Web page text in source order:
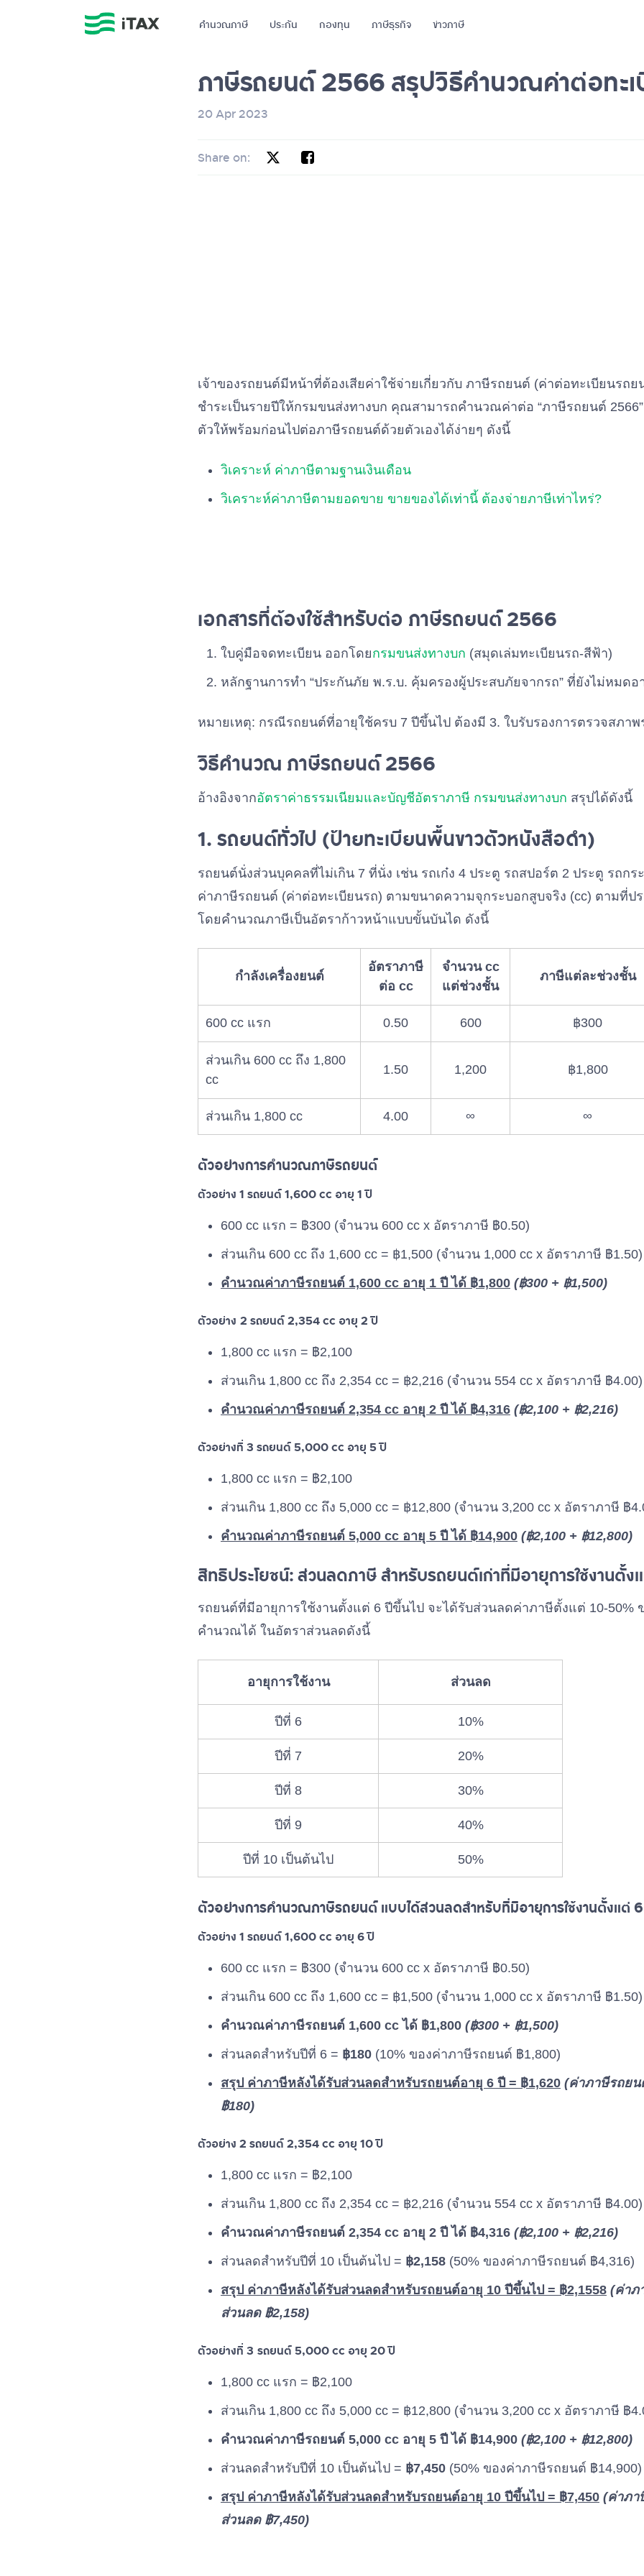
คำนวณภาษี ประกัน กองทุน ภาษีธุรกิจ ข่าวภาษี
ภาษีรถยนต์ 2566 สรุปวิธีคำนวณค่าต่อทะ
20 Apr 2023
Share on:
เจ้าของรถยนต์มีหน้าที่ต้องเสียค่าใช้จ่ายเกี่ยวกับ ภาษีรถยนต์ (ค่าต่อทะเบียนรถย
ชำระเป็นรายปีให้กรมขนส่งทางบก คุณสามารถคำนวณค่าต่อ “ภาษีรถยนต์
ตัวให้พร้อมก่อนไปต่อภาษีรถยนต์ด้วยตัวเองได้ง่ายๆ ดังนี้
วิเคราะห์ ค่าภาษีตามฐานเงินเดือน
วิเคราะห์ค่าภาษีตามยอดขาย ขายของได้เท่านี้ ต้องจ่ายภาษีเท่าไหร่?
เอกสารที่ต้องใช้สำหรับต่อ ภาษีรถยนต์ 2566
ใบคู่มือจดทะเบียน ออกโดยกรมขนส่งทางบก (สมุดเล่มทะเบียนรถ-สีฟ้า)
หลักฐานการทำ “ประกันภัย พ.ร.บ. คุ้มครองผู้ประสบภัยจากรถ” ที่ยังไม่หมดอ
หมายเหตุ: กรณีรถยนต์ที่อายุใช้ครบ 7 ปีขึ้นไป ต้องมี 3. ใบรับรองการตรวจสภาพ
วิธีคำนวณ ภาษีรถยนต์ 2566
อ้างอิงจากอัตราค่าธรรมเนียมและบัญชีอัตราภาษี กรมขนส่งทางบก สรุปได้ดังนี้
1. รถยนต์ทั่วไป (ป้ายทะเบียนพื้นขาวตัวหนังสือดำ)
รถยนต์นั่งส่วนบุคคลที่ไม่เกิน 7 ที่นั่ง เช่น รถเก๋ง 4 ประตู รถสปอร์ต 2 ประตู รถก
ค่าภาษีรถยนต์ (ค่าต่อทะเบียนรถ) ตามขนาดความจุกระบอกสูบจริง (cc) ตามที่ปร
โดยคำนวณภาษีเป็นอัตราก้าวหน้าแบบขั้นบันได ดังนี้
กำลังเครื่องยนต์
อัตราภาษี
ต่อ cc
จำนวน cc
แต่ช่วงชั้น
ภาษีแต่ละช่วงชั้น
600 cc แรก 0.50 600 ฿300
ส่วนเกิน 600 cc ถึง 1,800
cc
1.50 1,200 ฿1,800
ส่วนเกิน 1,800 cc 4.00 ∞ ∞
ตัวอย่างการคำนวณภาษีรถยนต์
ตัวอย่าง 1 รถยนต์ 1,600 cc อายุ 1 ปี
600 cc แรก = ฿300 (จำนวน 600 cc x อัตราภาษี ฿0.50)
ส่วนเกิน 600 cc ถึง 1,600 cc = ฿1,500 (จำนวน 1,000 cc x อัตราภาษี ฿1.50)
คำนวณค่าภาษีรถยนต์ 1,600 cc อายุ 1 ปี ได้ ฿1,800 (฿300 + ฿1,500)
ตัวอย่าง 2 รถยนต์ 2,354 cc อายุ 2 ปี
1,800 cc แรก = ฿2,100
ส่วนเกิน 1,800 cc ถึง 2,354 cc = ฿2,216 (จำนวน 554 cc x อัตราภาษี ฿4.00)
คำนวณค่าภาษีรถยนต์ 2,354 cc อายุ 2 ปี ได้ ฿4,316 (฿2,100 + ฿2,216)
ตัวอย่างที่ 3 รถยนต์ 5,000 cc อายุ 5 ปี
1,800 cc แรก = ฿2,100
ส่วนเกิน 1,800 cc ถึง 5,000 cc = ฿12,800 (จำนวน 3,200 cc x อัตราภาษี ฿
คำนวณค่าภาษีรถยนต์ 5,000 cc อายุ 5 ปี ได้ ฿14,900 (฿2,100 + ฿12,800)
สิทธิประโยชน์: ส่วนลดภาษี สำหรับรถยนต์เก่าที่มีอายุการใช้งานตั้ง
รถยนต์ที่มีอายุการใช้งานตั้งแต่ 6 ปีขึ้นไป จะได้รับส่วนลดค่าภาษีตั้งแต่ 10-50%
คำนวณได้ ในอัตราส่วนลดดังนี้
อายุการใช้งาน ส่วนลด
ปีที่ 6 10%
ปีที่ 7 20%
ปีที่ 8 30%
ปีที่ 9 40%
ปีที่ 10 เป็นต้นไป 50%
ตัวอย่างการคำนวณภาษีรถยนต์ แบบได้ส่วนลดสำหรับที่มีอายุการใช้งานตั้งแต่
ตัวอย่าง 1 รถยนต์ 1,600 cc อายุ 6 ปี
600 cc แรก = ฿300 (จำนวน 600 cc x อัตราภาษี ฿0.50)
ส่วนเกิน 600 cc ถึง 1,600 cc = ฿1,500 (จำนวน 1,000 cc x อัตราภาษี ฿1.50)
คำนวณค่าภาษีรถยนต์ 1,600 cc ได้ ฿1,800 (฿300 + ฿1,500)
ส่วนลดสำหรับปีที่ 6 = ฿180 (10% ของค่าภาษีรถยนต์ ฿1,800)
สรุป ค่าภาษีหลังได้รับส่วนลดสำหรับรถยนต์อายุ 6 ปี = ฿1,620 (ค่าภาษีรถยน
฿180)
ตัวอย่าง 2 รถยนต์ 2,354 cc อายุ 10 ปี
1,800 cc แรก = ฿2,100
ส่วนเกิน 1,800 cc ถึง 2,354 cc = ฿2,216 (จำนวน 554 cc x อัตราภาษี ฿4.00)
คำนวณค่าภาษีรถยนต์ 2,354 cc อายุ 2 ปี ได้ ฿4,316 (฿2,100 + ฿2,216)
ส่วนลดสำหรับปีที่ 10 เป็นต้นไป = ฿2,158 (50% ของค่าภาษีรถยนต์ ฿4,316)
สรุป ค่าภาษีหลังได้รับส่วนลดสำหรับรถยนต์อายุ 10 ปีขึ้นไป = ฿2,1558 (ค่าภ
ส่วนลด ฿2,158)
ตัวอย่างที่ 3 รถยนต์ 5,000 cc อายุ 20 ปี
1,800 cc แรก = ฿2,100
ส่วนเกิน 1,800 cc ถึง 5,000 cc = ฿12,800 (จำนวน 3,200 cc x อัตราภาษี ฿
คำนวณค่าภาษีรถยนต์ 5,000 cc อายุ 5 ปี ได้ ฿14,900 (฿2,100 + ฿12,800)
ส่วนลดสำหรับปีที่ 10 เป็นต้นไป = ฿7,450 (50% ของค่าภาษีรถยนต์ ฿14,900)
สรุป ค่าภาษีหลังได้รับส่วนลดสำหรับรถยนต์อายุ 10 ปีขึ้นไป = ฿7,450 (ค่าภา
ส่วนลด ฿7,450)